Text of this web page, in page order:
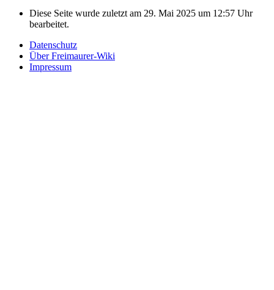
Diese Seite wurde zuletzt am 29. Mai 2025 um 12:57 Uhr
bearbeitet.
Datenschutz
Über Freimaurer-Wiki
Impressum